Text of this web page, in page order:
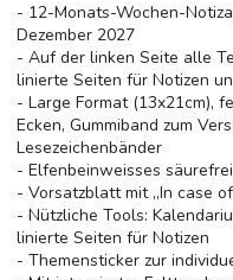
- 12-Monats-Wochen-
Dezember 2027
- Auf der linken Seite alle
linierte Seiten für Notizen
- Large Format (13x21cm),
Ecken, Gummiband zum
Lesezeichenbänder
- Elfenbeinweisses
- Vorsatzblatt mit „In case
- Nützliche Tools:
linierte Seiten für Notizen
- Themensticker zur